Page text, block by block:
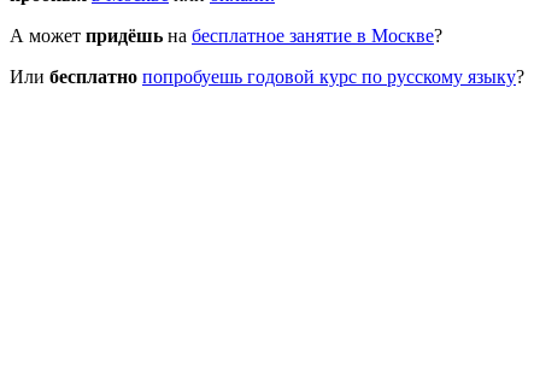
А может придёшь на бесплатное занятие в Москве?
Или бесплатно попробуешь годовой курс по русскому языку?